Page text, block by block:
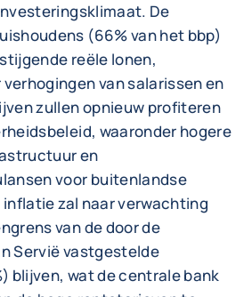
De
(66% van het bbp)
reële lonen,
van salarissen en
zullen opnieuw profiteren
waaronder hogere
en
voor buitenlandse
zal naar verwachting
van de door de
Servië vastgestelde
blijven, wat de centrale bank